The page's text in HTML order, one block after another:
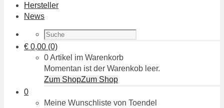
Hersteller
News
€ 0,00 (0)
0 Artikel im Warenkorb
Momentan ist der Warenkob leer.
Zum ShopZum Shop
0
Meine Wunschliste von Toendel